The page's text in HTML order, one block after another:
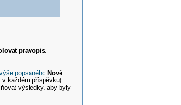
pravopis
výše popsaného Nové
v každém příspěvku).
výsledky, aby byly